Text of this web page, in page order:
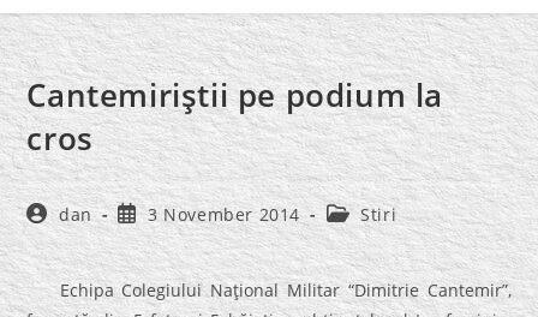
Cantemiriştii pe podium la
cros
Post
author:
dan
Post
published:
3 November 2014
Post
category:
Stiri
Echipa Colegiului Naţional Militar “Dimitrie Cantemir”,